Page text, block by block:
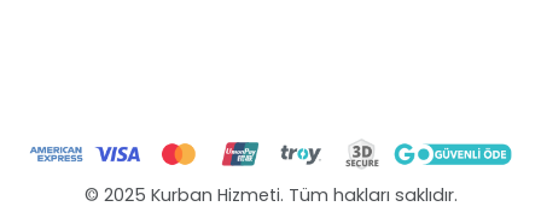
© 2025 Kurban Hizmeti. Tüm hakları saklıdır.